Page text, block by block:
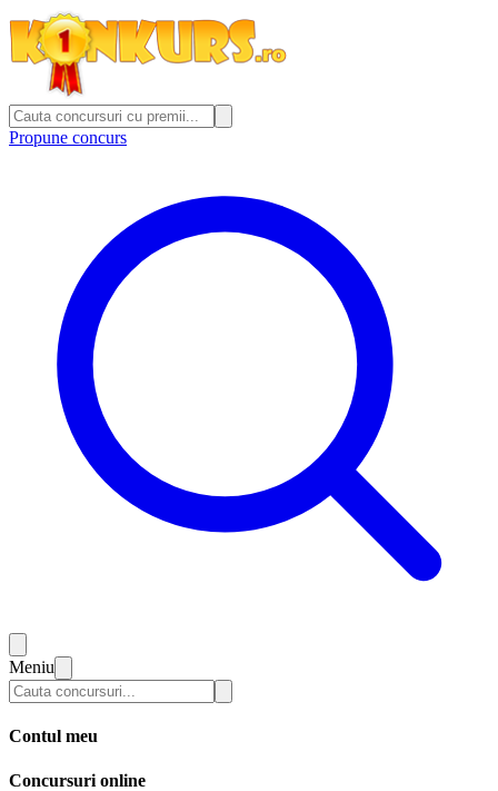
Propune concurs
Meniu
Contul meu
Concursuri online